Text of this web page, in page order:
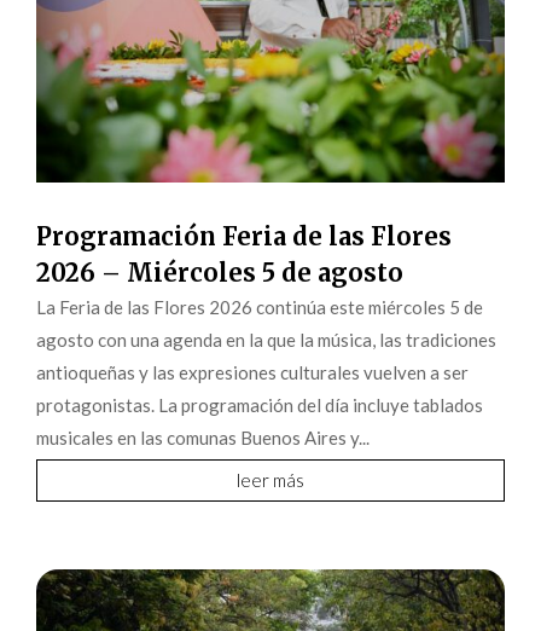
Programación Feria de las Flores
2026 – Miércoles 5 de agosto
La Feria de las Flores 2026 continúa este miércoles 5 de
agosto con una agenda en la que la música, las tradiciones
antioqueñas y las expresiones culturales vuelven a ser
protagonistas. La programación del día incluye tablados
musicales en las comunas Buenos Aires y...
leer más